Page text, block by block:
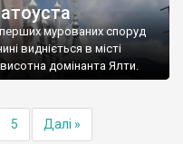
мурованих споруд
видніється в місті
домінанта Ялти.
5 Далі »